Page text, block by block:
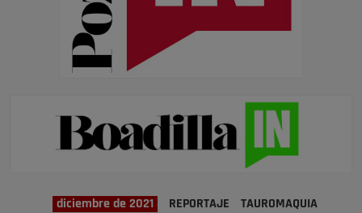
diciembre de 2021 REPORTAJE TAUROMAQUIA